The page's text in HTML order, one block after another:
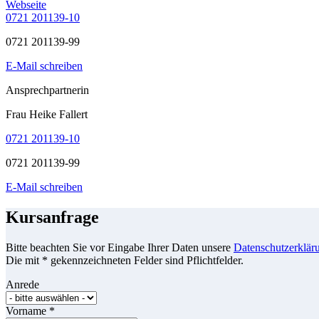
Webseite
0721 201139-10
0721 201139-99
E-Mail schreiben
Ansprechpartnerin
Frau Heike Fallert
0721 201139-10
0721 201139-99
E-Mail schreiben
Kursanfrage
Bitte beachten Sie vor Eingabe Ihrer Daten unsere
Die mit * gekennzeichneten Felder sind Pflichtfelder.
Anrede
Vorname *